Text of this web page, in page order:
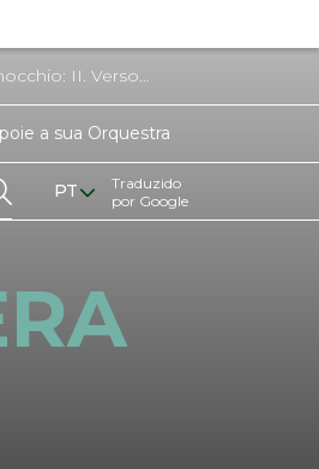
II. Verso
a sua Orquestra
PT
EN
ES
FR
DE
IT
Traduzido
por Google